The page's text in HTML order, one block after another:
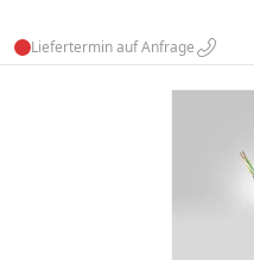
Liefertermin auf Anfrage